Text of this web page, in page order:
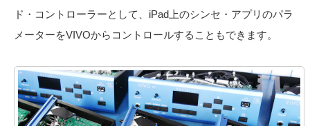
ド・コントローラーとして、iPad上のシンセ・アプリのパラ
メーターをVIVOからコントロールすることもできます。